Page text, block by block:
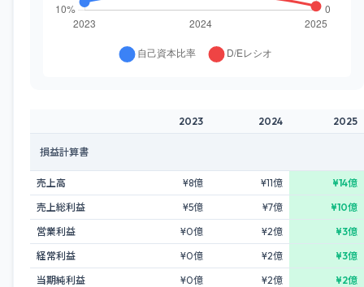
2023 2024 2025
損益計算書
売上高 ¥8億 ¥11億
¥14億
売上総利益
¥5億 ¥7億
¥10億
営業利益
¥0億 ¥2億
¥3億
経常利益
¥0億 ¥2億
¥3億
当期純利益
¥0億 ¥2億
¥2億